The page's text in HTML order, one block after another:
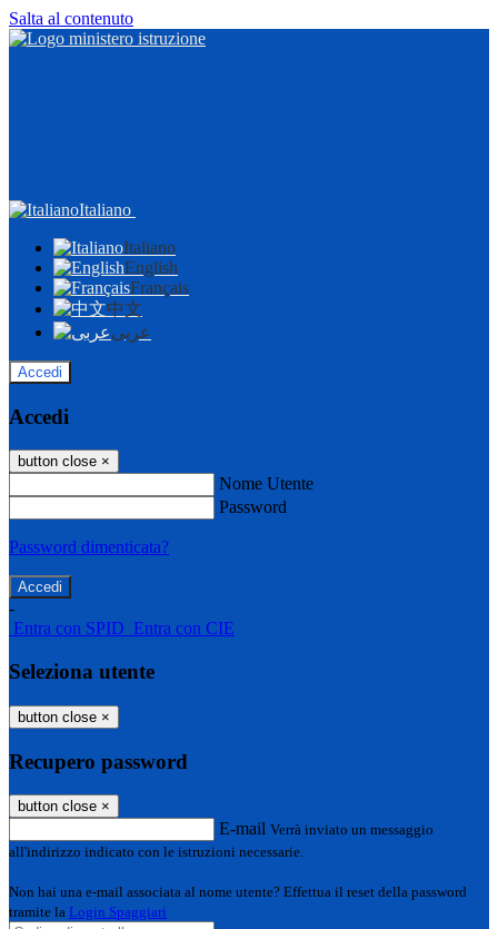
Salta al contenuto
Italiano
Italiano
English
Français
中文
عربى
Accedi
Accedi
button close ×
Nome Utente
Password
Password dimenticata?
-
Entra con SPID Entra con CIE
Seleziona utente
button close ×
Recupero password
button close ×
E-mail Verrà inviato un messaggio
all'indirizzo indicato con le istruzioni necessarie.
Non hai una e-mail associata al nome utente? Effettua il reset della password
tramite la Login Spaggiari